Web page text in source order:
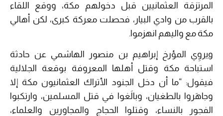
المرتزقة العثمانيين قبل دخولهم مكة، ووقع اللقاء
بالقرب من وادي البيار، فحصلت معركة كبرى، لكن أهالي
مكة مع واليهم انهزموا.
ويروِي المؤرخ إبراهيم بن منصور الهاشمي عن حادثة
استباحة مكة وقتل أهلها المعروفة بوقعة الجلالية
فيقول: “ما أن دخل الجنود الأتراك العثمانيون مكة إلا
وجاهَروا بالطغيان، وبالَغوا في قتل المسلمين، وارتكبوا
الفجور بالنساء، وقتلوا الحجاج والمجاورين والعلماء،